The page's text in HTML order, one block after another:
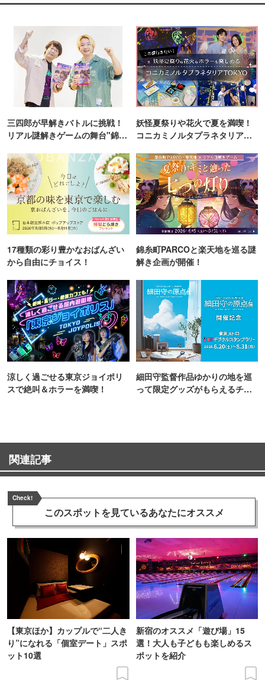
三四郎が早解きバトルに挑戦！
リアル謎解きゲームの舞台"錦糸
妖怪夏祭りや花火で夏を満喫！
コニカミノルタプラネタリア
17種類の彩り豊かなおばんざい
から自由にチョイス！
錦糸町PARCOと楽天地を巡る謎
解き企画が開催！
涼しく過ごせる東京ジョイポリ
スで絶叫＆ホラーを満喫！
細田守監督作品ゆかりの地を巡
って限定グッズがもらえるチャ
関連記事
Check!
このスポットを見ているあなたにオススメ
【東京ほか】カップルで“二人き
り”になれる「個室デート」スポ
ット10選
新宿のオススメ「遊び場」15
選！大人も子どもも楽しめるス
ポットを紹介